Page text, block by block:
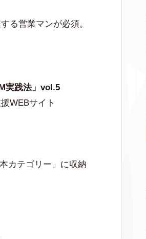
る営業マンが必須。
実践法」vol.5
WEBサイト
カテゴリー」に収納